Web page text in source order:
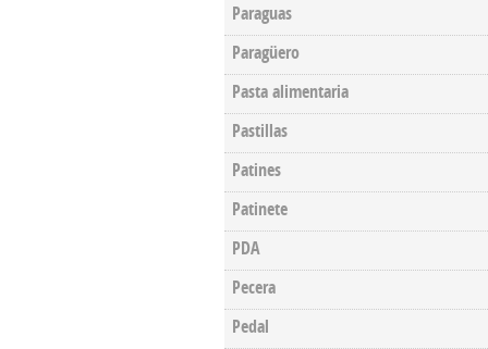
Paraguas
Paragüero
Pasta alimentaria
Pastillas
Patines
Patinete
PDA
Pecera
Pedal